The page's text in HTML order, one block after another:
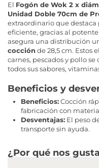
El Fogón de Wok 2 x
Unidad Doble 70cm de
extraordinario que destaca
eficiente, gracias al potente
asegura una distribución
cocción de 28,5 cm. Estos
carnes, pescados y pollo
todos sus sabores,
Beneficios y
Beneficios:Cocción
fabricación con
Desventajas: El peso
transporte sin ayuda.
¿Por qué nos